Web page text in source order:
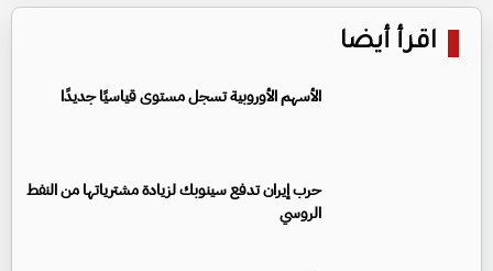
اقرأ أيضا
الأسهم الأوروبية تسجل مستوى قياسيًا جديدًا
حرب إيران تدفع سينوبك لزيادة مشترياتها من النفط
الروسي